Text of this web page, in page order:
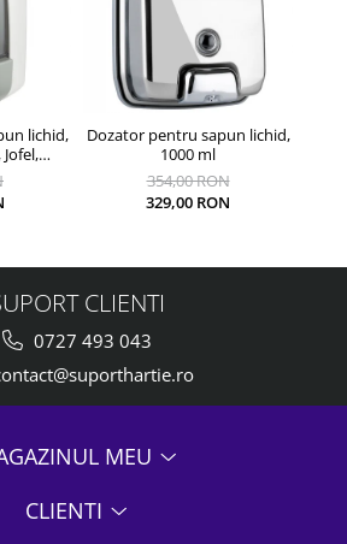
lichid,
ml
Dozator pentru sapun lichid,
1000 ml
354,00 RON
329,00 RON
CLIENTI
0727 493 043
MEU
CLIENTI